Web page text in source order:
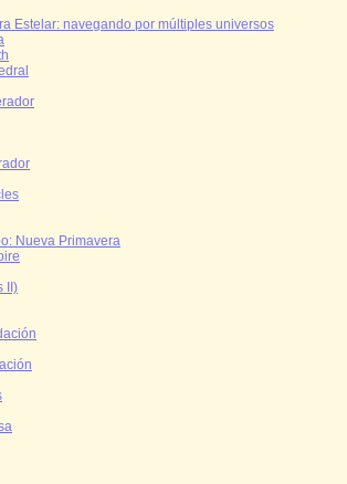
Estelar: navegando por múltiples universos
Nueva Primavera
II)